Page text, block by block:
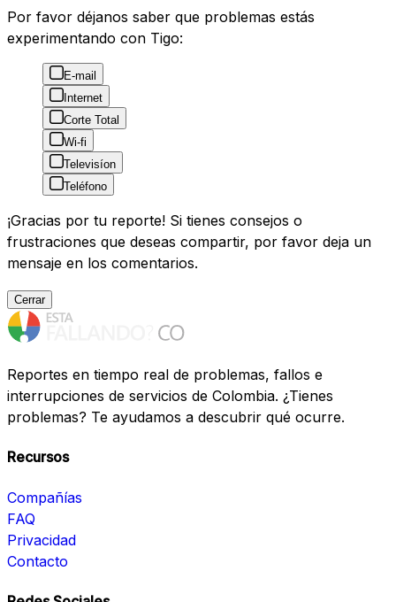
Por favor déjanos saber que problemas estás
experimentando con Tigo:
E-mail
Internet
Corte Total
Wi-fi
Televisíon
Teléfono
¡Gracias por tu reporte! Si tienes consejos o
frustraciones que deseas compartir, por favor deja un
mensaje en los comentarios.
Cerrar
Reportes en tiempo real de problemas, fallos e
interrupciones de servicios de Colombia. ¿Tienes
problemas? Te ayudamos a descubrir qué ocurre.
Recursos
Compañías
FAQ
Privacidad
Contacto